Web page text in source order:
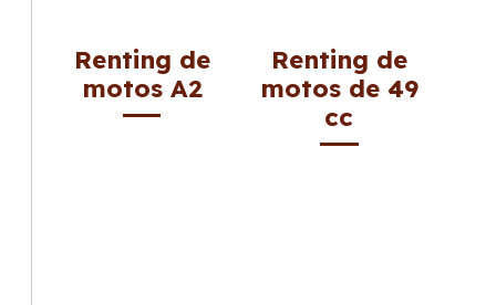
Renting de
motos A2
Renting de
motos de 49
cc